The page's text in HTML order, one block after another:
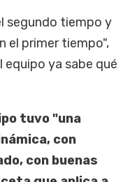
segundo tiempo y
el primer tiempo",
equipo ya sabe qué
tuvo "una
con
con buenas